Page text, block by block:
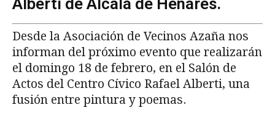
Desde la Asociación de Vecinos Azaña nos
informan del próximo evento que realizarán
el domingo 18 de febrero, en el Salón de
Actos del Centro Cívico Rafael Alberti, una
fusión entre pintura y poemas.